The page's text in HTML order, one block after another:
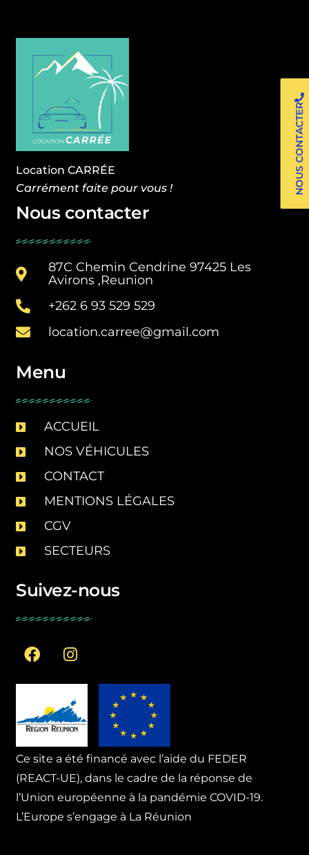
NOUS CONTACTER
Location CARRÉE
Carrément faite pour vous !
Nous contacter
87C Chemin Cendrine 97425 Les
Avirons ,Reunion
+262 6 93 529 529
location.carree@gmail.com
Menu
ACCUEIL
NOS VÉHICULES
CONTACT
MENTIONS LÉGALES
CGV
SECTEURS
Suivez-nous
Ce site a été financé avec l’aide du FEDER
(REACT-UE), dans le cadre de la réponse de
l’Union européenne à la pandémie COVID-19.
L’Europe s’engage à La Réunion